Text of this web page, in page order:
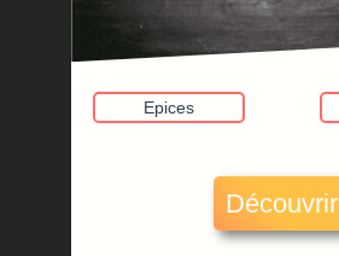
Epices
Découvrir